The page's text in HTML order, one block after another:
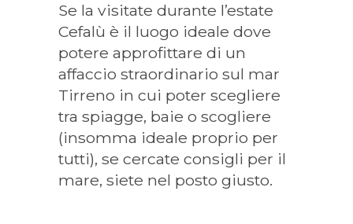
Se la visitate durante l’estate
Cefalù è il luogo ideale dove
potere approfittare di un
affaccio straordinario sul mar
Tirreno in cui poter scegliere
tra spiagge, baie o scogliere
(insomma ideale proprio per
tutti), se cercate consigli per il
mare, siete nel posto giusto.